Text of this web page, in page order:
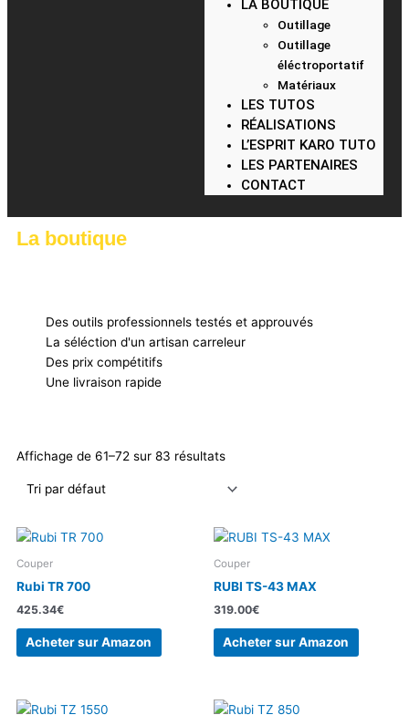
LA BOUTIQUE
Outillage
Outillage
éléctroportatif
Matériaux
LES TUTOS
RÉALISATIONS
L’ESPRIT KARO TUTO
LES PARTENAIRES
CONTACT
La boutique
Des outils professionnels testés et approuvés
La séléction d'un artisan carreleur
Des prix compétitifs
Une livraison rapide
Affichage de 61–72 sur 83 résultats
Couper
Rubi TR 700
425.34€
Acheter sur Amazon
Couper
RUBI TS-43 MAX
319.00€
Acheter sur Amazon